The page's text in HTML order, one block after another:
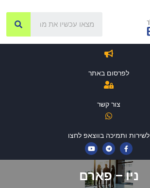
לפרסום באתר
צור קשר
לשירות ותמיכה בווצאפ לחצו
ניו – פארם